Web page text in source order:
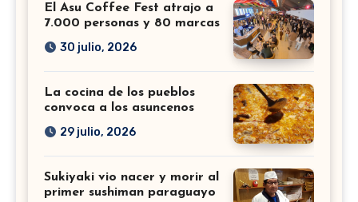
El Asu Coffee Fest atrajo a
7.000 personas y 80 marcas
30 julio, 2026
La cocina de los pueblos
convoca a los asuncenos
29 julio, 2026
Sukiyaki vio nacer y morir al
primer sushiman paraguayo